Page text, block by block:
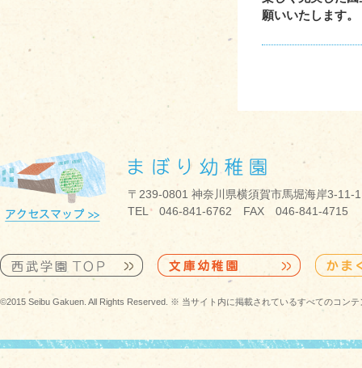
願いいたします。
〒239-0801 神奈川県横須賀市馬堀海岸3-11-1
TEL 046-841-6762 FAX 046-841-4715
©2015 Seibu Gakuen. All Rights Reserved. ※ 当サイト内に掲載されているすべてのコン